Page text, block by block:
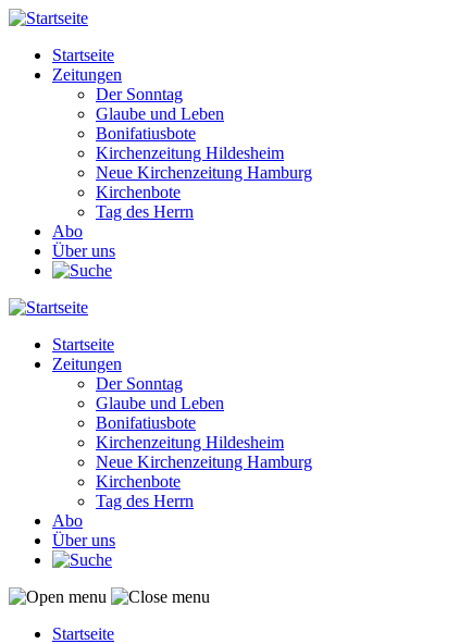
Direkt
Inhalt
Main
navigation
Startseite
Zeitungen
Der Sonntag
Glaube und Leben
Bonifatiusbote
Kirchenzeitung Hildesheim
Neue Kirchenzeitung Hamburg
Kirchenbote
Tag des Herrn
Abo
Über uns
Main
navigation
Startseite
Zeitungen
Der Sonntag
Glaube und Leben
Bonifatiusbote
Kirchenzeitung Hildesheim
Neue Kirchenzeitung Hamburg
Kirchenbote
Tag des Herrn
Abo
Über uns
Startseite